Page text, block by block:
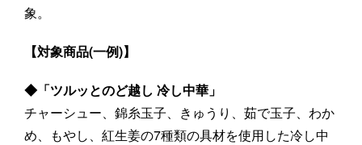
象。
【対象商品(一例)】
◆「ツルッとのど越し 冷し中華」
チャーシュー、錦糸玉子、きゅうり、茹で玉子、わか
め、もやし、紅生姜の7種類の具材を使用した冷し中